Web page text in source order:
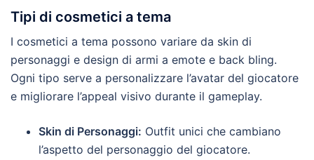
Tipi di cosmetici a tema
I cosmetici a tema possono variare da skin di
personaggi e design di armi a emote e back bling.
Ogni tipo serve a personalizzare l’avatar del giocatore
e migliorare l’appeal visivo durante il gameplay.
Skin di Personaggi: Outfit unici che cambiano
l’aspetto del personaggio del giocatore.